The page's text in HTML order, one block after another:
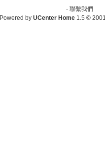
- 聯繫我們
Powered by UCenter Home 1.5 ©